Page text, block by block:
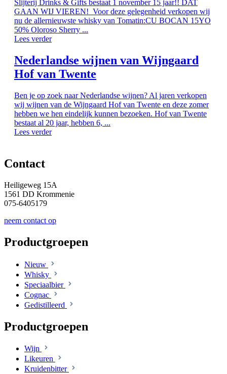
Slijterij Drinks & Gifts bestaat 1 november 15 jaar!! DAT
GAAN WIJ VIEREN! Voor deze gelegenheid verkopen wij
nu de allernieuwste whisky van Tomatin:CU BOCAN 15YO
50% Oloroso Sherry ...
Lees verder
Nederlandse wijnen van Wijngaard
Hof van Twente
Ben je op zoek naar Nederlandse wijnen? Al jaren verkopen
wij wijnen van de Wijngaard Hof van Twente en deze zomer
hebben we hen eindelijk kunnen bezoeken. Hof van Twente
bestaat al 20 jaar, hebben 6, ...
Lees verder
Contact
Heiligeweg 15A
1561 DD Krommenie
075-6405179
neem contact op
Productgroepen
Nieuw
Whisky
Speciaalbier
Cognac
Gedistilleerd
Productgroepen
Wijn
Likeuren
Kruidenbitter